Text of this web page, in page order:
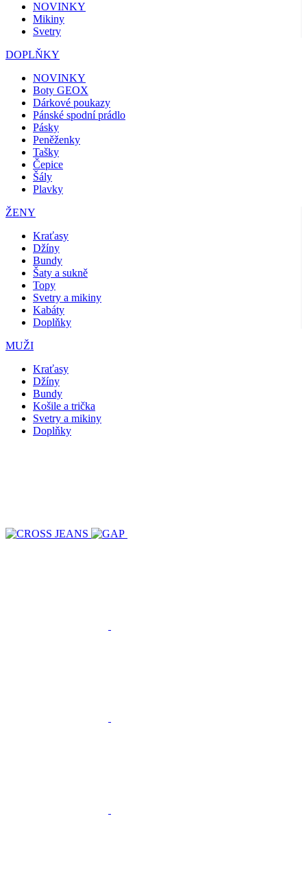
NOVINKY
Mikiny
Svetry
DOPLŇKY
NOVINKY
Boty GEOX
Dárkové poukazy
Pánské spodní prádlo
Pásky
Peněženky
Tašky
Čepice
Šály
Plavky
ŽENY
Kraťasy
Džíny
Bundy
Šaty a sukně
Topy
Svetry a mikiny
Kabáty
Doplňky
MUŽI
Kraťasy
Džíny
Bundy
Košile a trička
Svetry a mikiny
Doplňky